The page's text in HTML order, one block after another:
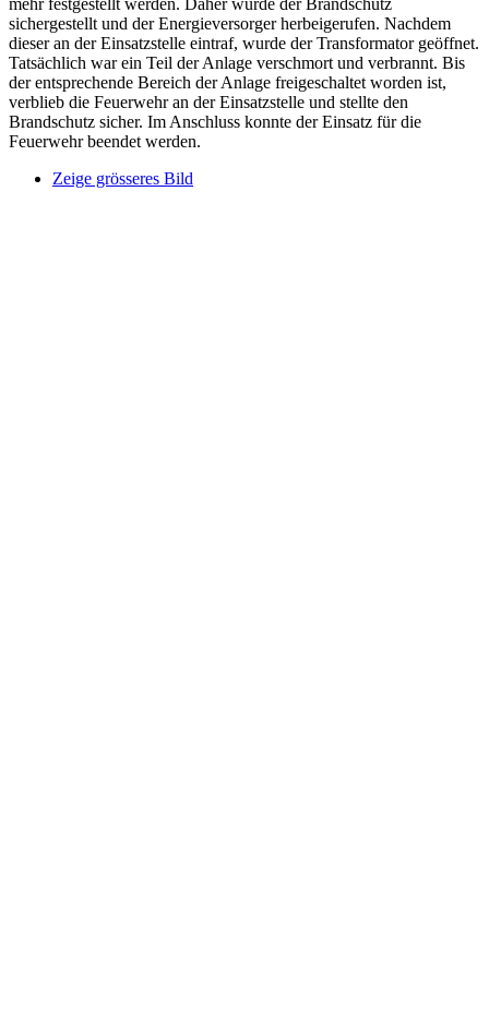
mehr festgestellt werden. Daher wurde der Brandschutz
sichergestellt und der Energieversorger herbeigerufen. Nachdem
dieser an der Einsatzstelle eintraf, wurde der Transformator geöffnet.
Tatsächlich war ein Teil der Anlage verschmort und verbrannt. Bis
der entsprechende Bereich der Anlage freigeschaltet worden ist,
verblieb die Feuerwehr an der Einsatzstelle und stellte den
Brandschutz sicher. Im Anschluss konnte der Einsatz für die
Feuerwehr beendet werden.
Zeige grösseres Bild